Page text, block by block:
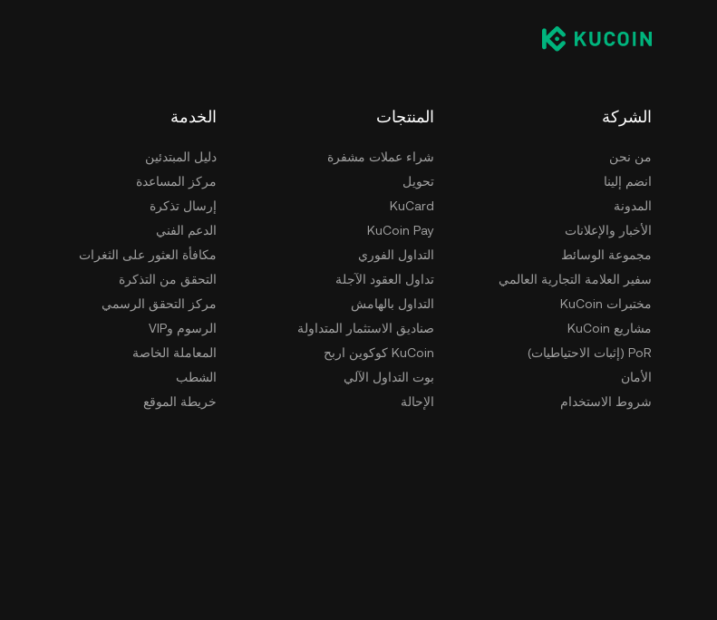
الشركة
من نحن
انضم إلينا
المدونة
الأخبار والإعلانات
مجموعة الوسائط
سفير العلامة التجارية العالمي
مختبرات KuCoin
مشاريع KuCoin
PoR (إثبات الاحتياطيات)
الأمان
شروط الاستخدام
المنتجات
شراء عملات مشفرة
تحويل
KuCard
KuCoin Pay
التداول الفوري
تداول العقود الآجلة
التداول بالهامش
صناديق الاستثمار المتداولة
KuCoin كوكوين اربح
بوت التداول الآلي
الإحالة
الخدمة
دليل المبتدئين
مركز المساعدة
إرسال تذكرة
الدعم الفني
مكافأة العثور على الثغرات
التحقق من التذكرة
مركز التحقق الرسمي
الرسوم وVIP
المعاملة الخاصة
الشطب
خريطة الموقع